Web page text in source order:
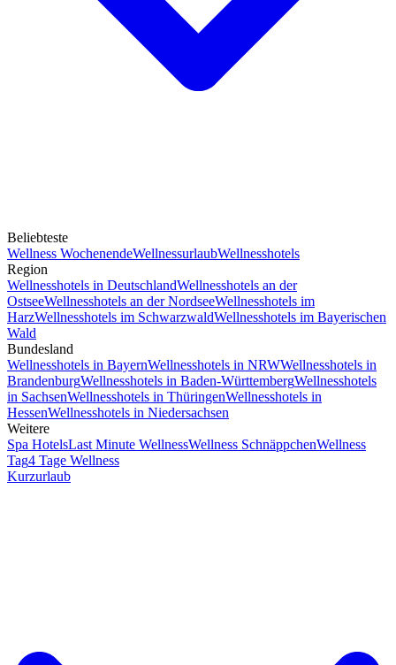
Beliebteste
Wellness WochenendeWellnessurlaubWellnesshotels
Region
Wellnesshotels in DeutschlandWellnesshotels an der
OstseeWellnesshotels an der NordseeWellnesshotels im
HarzWellnesshotels im SchwarzwaldWellnesshotels im Bayerischen
Wald
Bundesland
Wellnesshotels in BayernWellnesshotels in NRWWellnesshotels in
BrandenburgWellnesshotels in Baden-WürttembergWellnesshotels
in SachsenWellnesshotels in ThüringenWellnesshotels in
HessenWellnesshotels in Niedersachsen
Weitere
Spa HotelsLast Minute WellnessWellness SchnäppchenWellness
Tag4 Tage Wellness
Kurzurlaub